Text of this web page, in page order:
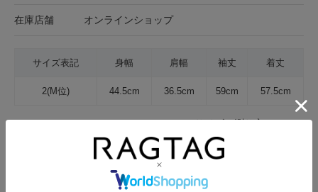
在庫店舗 オンラインショップ
サイズ表記 身幅 肩幅 袖丈 着丈
2(M位) 44.5cm 36.5cm 59cm 57.5cm
サイズの測り方について
普通